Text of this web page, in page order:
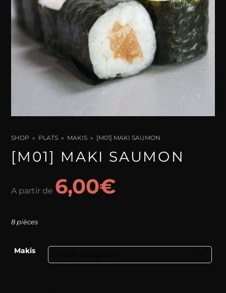
SHOP PLATS MAKIS [M01] MAKI SAUMON
[M01] MAKI SAUMON
A partir de 6,00€
8 pièces
Makis